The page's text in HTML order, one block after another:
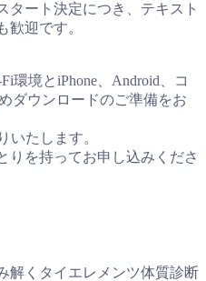
タート決定につき、テキスト
歓迎です。
環境とiPhone、Android、コ
ダウンロードのご準備をお
いたします。
を持ってお申し込みくださ
解くタイエレメンツ体質診断